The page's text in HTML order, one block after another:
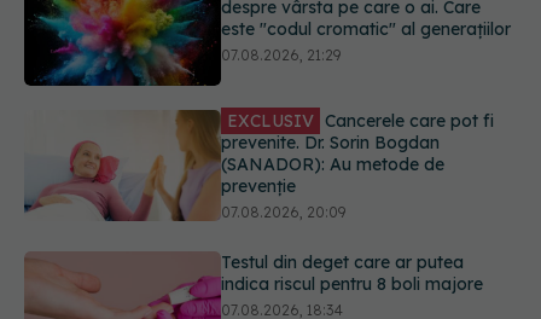
EXCLUSIV Cancerele care pot fi
prevenite. Dr. Sorin Bogdan
(SANADOR): Au metode de
07.08.2026, 20:09
Testul din deget care ar putea
indica riscul pentru 8 boli majore
07.08.2026, 18:34
Dieta care poate crește brusc
colesterolul. Cine este mai expus